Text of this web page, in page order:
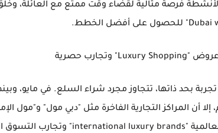
فرصة مثالية لقضاء وقت ممتع مع العائلة،
بحد ذاتها، تتجاوز مجرد شراء السلع. في مايو،
أن المراكز التجارية الفاخرة مثل "دبي مول" و"مول